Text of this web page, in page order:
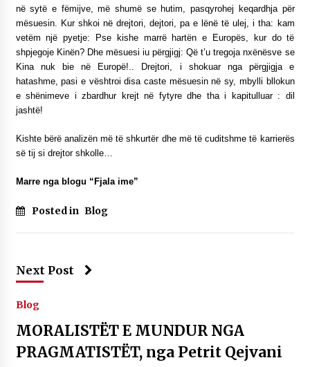
në sytë e fëmijve, më shumë se hutim, pasqyrohej keqardhja për
mësuesin. Kur shkoi në drejtori, dejtori, pa e lënë të ulej, i tha: kam
vetëm një pyetje: Pse kishe marrë hartën e Europës, kur do të
shpjegoje Kinën? Dhe mësuesi iu përgjigj: Që t’u tregoja nxënësve se
Kina nuk bie në Europë!.. Drejtori, i shokuar nga përgjigja e
hatashme, pasi e vështroi disa caste mësuesin në sy, mbylli bllokun
e shënimeve i zbardhur krejt në fytyre dhe tha i kapitulluar : dil
jashtë!
Kishte bërë analizën më të shkurtër dhe më të cuditshme të karrierës
së tij si drejtor shkolle…
Marre nga blogu “Fjala ime”
Posted in Blog
Next Post
Blog
MORALISTËT E MUNDUR NGA
PRAGMATISTËT, nga Petrit Qejvani